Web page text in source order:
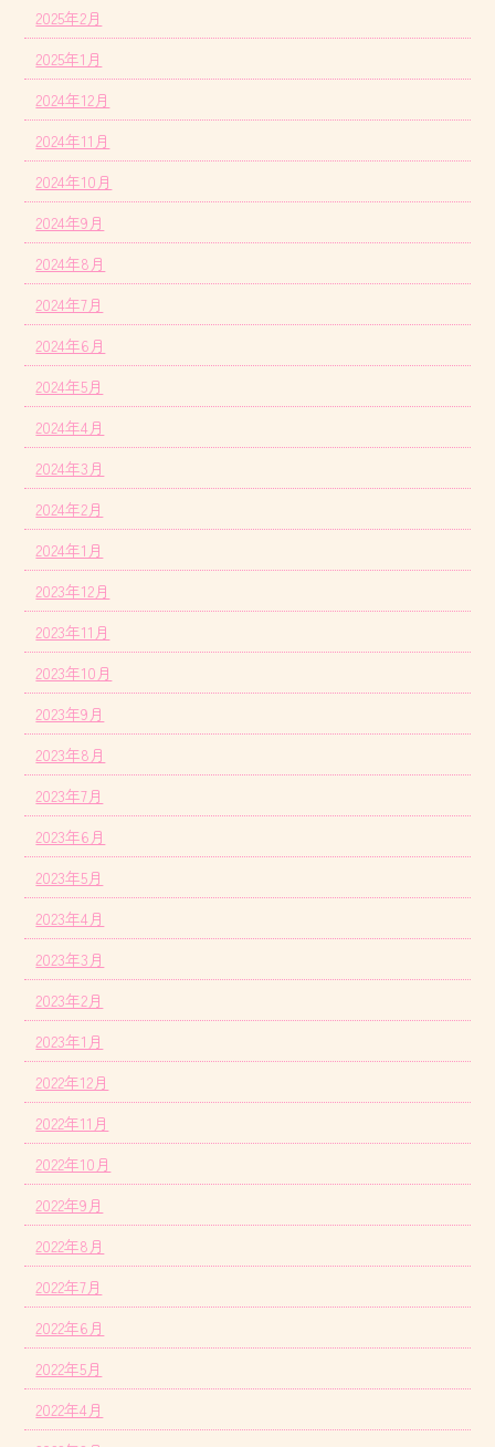
2025年2月
2025年1月
2024年12月
2024年11月
2024年10月
2024年9月
2024年8月
2024年7月
2024年6月
2024年5月
2024年4月
2024年3月
2024年2月
2024年1月
2023年12月
2023年11月
2023年10月
2023年9月
2023年8月
2023年7月
2023年6月
2023年5月
2023年4月
2023年3月
2023年2月
2023年1月
2022年12月
2022年11月
2022年10月
2022年9月
2022年8月
2022年7月
2022年6月
2022年5月
2022年4月